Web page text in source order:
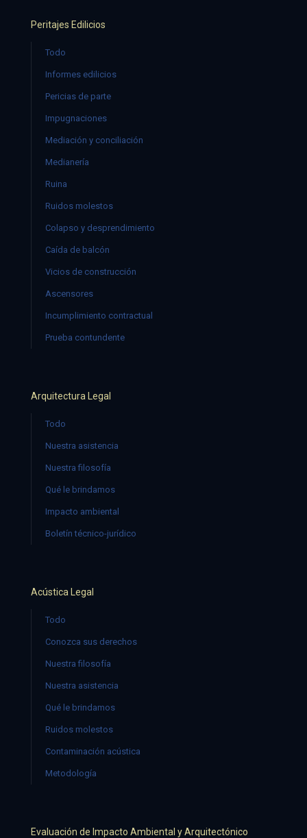
Peritajes Edilicios
Todo
Informes edilicios
Pericias de parte
Impugnaciones
Mediación y conciliación
Medianería
Ruina
Ruidos molestos
Colapso y desprendimiento
Caída de balcón
Vicios de construcción
Ascensores
Incumplimiento contractual
Prueba contundente
Arquitectura Legal
Todo
Nuestra asistencia
Nuestra filosofía
Qué le brindamos
Impacto ambiental
Boletín técnico-jurídico
Acústica Legal
Todo
Conozca sus derechos
Nuestra filosofía
Nuestra asistencia
Qué le brindamos
Ruidos molestos
Contaminación acústica
Metodología
Evaluación de Impacto Ambiental y Arquitectónico